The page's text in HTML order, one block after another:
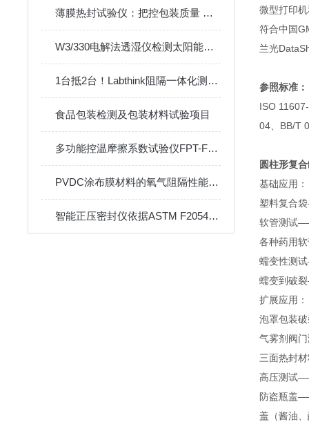
薄膜热封试验仪：把控包装质量 确保食品安全
W3/330电解法透湿仪检测太阳能背板（膜）的水蒸气阻隔性能
1台抵2台！Labthink阻隔一体化测试仪器家族重磅发布
食品包装检测及包装材料试验项目
多功能控温摩擦系数试验仪FPT-F1的试验项目与标准
PVDC涂布膜材料的氧气阻隔性能测试方法与仪器
智能正压密封仪依据ASTM F2054抑制法开展软包装破裂的标准试验方法
微型打印
符合中国
兰光
参照标准：
ISO
04、BB/T
圆柱形复
基础应用：
塑料复合
软管测试
各种药用
蠕变性测
蠕变到破
扩展应用：
泡罩包装
气雾剂阀
三面热封
高压测试
防盗瓶盖
盖（酱油